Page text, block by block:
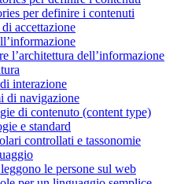
per definire i contenuti
accettazione
l’architettura dell’informazione
interazione
di navigazione
di contenuto (content type)
e standard
controllati e tassonomie
le persone sul web